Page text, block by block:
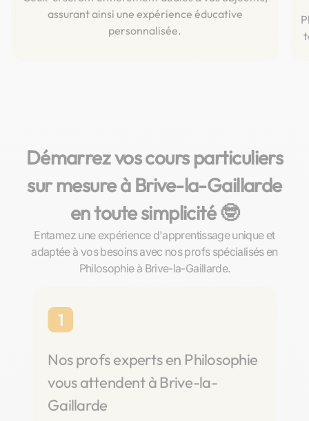
assurant ainsi une expérience éducative
personnalisée.
Démarrez vos cours particuliers
sur mesure à Brive-la-Gaillarde
en toute simplicité 🤓​
Entamez une expérience d'apprentissage unique et
adaptée à vos besoins avec nos profs spécialisés en
Philosophie à Brive-la-Gaillarde.
1
Nos profs experts en Philosophie
vous attendent à Brive-la-
Gaillarde